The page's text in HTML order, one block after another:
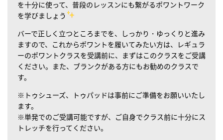
を十分に使って、普段のレッスンにも繋がるポワントワーク
を学びましょう
バーで正しく立つところまでを、しっかり・ゆっくりと進み
ますので、これからポワントを履いてみたい方は、レギュラ
ーのポワントクラスを受講前に、まずはこのクラスをご受講
ください。また、ブランクがある方にもお勧めのクラスで
す。
※トゥシューズ、トゥパッドは事前にご準備をお願いいたし
ます。
※単発でのご受講可能ですが、ご自身でクラス前に十分にス
トレッチを行ってください。